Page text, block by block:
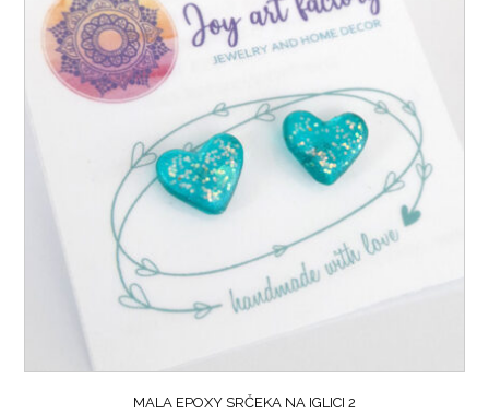
MALA EPOXY SRČEKA NA IGLICI 2